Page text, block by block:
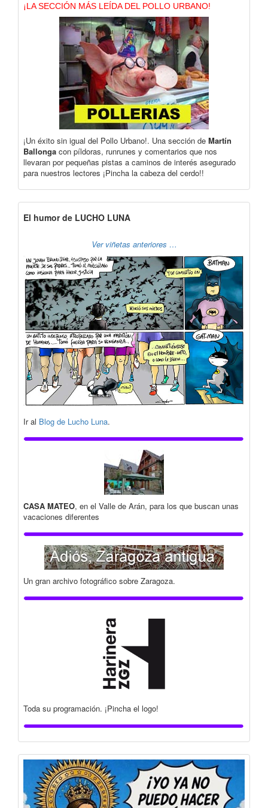
¡LA SECCIÓN MÁS LEÍDA DEL POLLO URBANO!
¡Un éxito sin igual del Pollo Urbano!. Una sección de Martín
Ballonga con píldoras, runrunes y comentarios que nos
llevaran por pequeñas pistas a caminos de interés asegurado
para nuestros lectores ¡Pincha la cabeza del cerdo!!
El humor de LUCHO LUNA
Ver viñetas anteriores …
Ir al Blog de Lucho Luna.
CASA MATEO, en el Valle de Arán, para los que buscan unas
vacaciones diferentes
Un gran archivo fotográfico sobre Zaragoza.
Toda su programación. ¡Pincha el logo!